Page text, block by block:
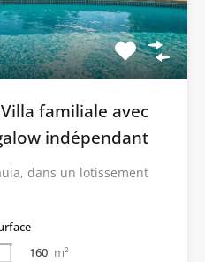
familiale avec
indépendant
dans un lotissement
160 m²